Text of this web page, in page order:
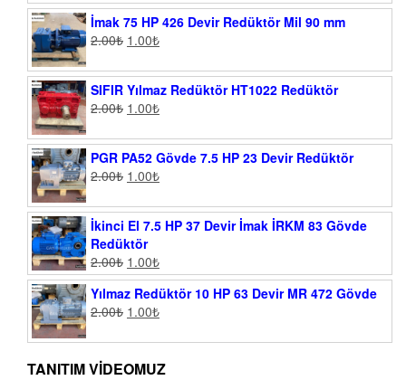
İmak 75 HP 426 Devir Redüktör Mil 90 mm
2.00₺ 1.00₺
SIFIR Yılmaz Redüktör HT1022 Redüktör
2.00₺ 1.00₺
PGR PA52 Gövde 7.5 HP 23 Devir Redüktör
2.00₺ 1.00₺
İkinci El 7.5 HP 37 Devir İmak İRKM 83 Gövde
Redüktör
2.00₺ 1.00₺
Yılmaz Redüktör 10 HP 63 Devir MR 472 Gövde
2.00₺ 1.00₺
TANITIM VIDEOMUZ